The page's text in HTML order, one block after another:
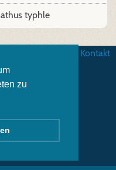
zu
typhle
Kontakt